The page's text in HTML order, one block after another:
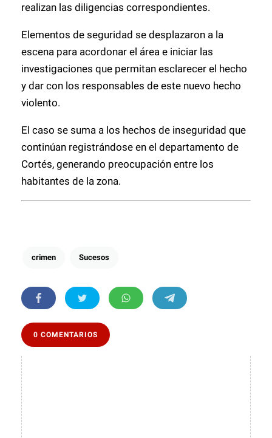
realizan las diligencias correspondientes.
Elementos de seguridad se desplazaron a la
escena para acordonar el área e iniciar las
investigaciones que permitan esclarecer el hecho
y dar con los responsables de este nuevo hecho
violento.
El caso se suma a los hechos de inseguridad que
continúan registrándose en el departamento de
Cortés, generando preocupación entre los
habitantes de la zona.
crimen Sucesos
0 COMENTARIOS